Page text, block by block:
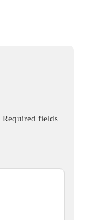
Required fields